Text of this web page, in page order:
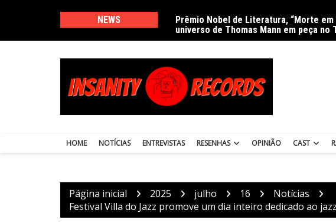
conteúdo
NEWS
Prêmio Nobel de Literatura, “Morte
universo de Thomas Mann em peça
HOME NOTÍCIAS ENTREVISTAS RESENHAS OPINIÃO CAST
Página inicial 2025 julho 16
Notícias
Festival Villa do Jazz promove um dia inteiro dedicado ao